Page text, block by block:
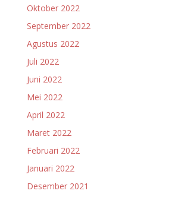
Oktober 2022
September 2022
Agustus 2022
Juli 2022
Juni 2022
Mei 2022
April 2022
Maret 2022
Februari 2022
Januari 2022
Desember 2021